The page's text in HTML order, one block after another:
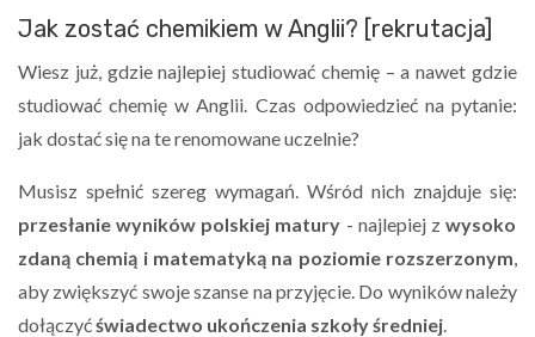
Jak zostać chemikiem w Anglii? [rekrutacja]
Wiesz już, gdzie najlepiej studiować chemię – a nawet gdzie
studiować chemię w Anglii. Czas odpowiedzieć na pytanie:
jak dostać się na te renomowane uczelnie?
Musisz spełnić szereg wymagań. Wśród nich znajduje się:
przesłanie wyników polskiej matury - najlepiej z wysoko
zdaną chemią i matematyką na poziomie rozszerzonym
aby zwiększyć swoje szanse na przyjęcie. Do wyników należy
dołączyćświadectwo ukończenia szkoły średniej